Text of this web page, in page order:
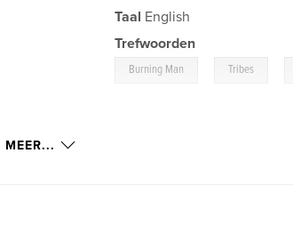
Taal English
Trefwoorden
Burning Man Tribes
MEER...